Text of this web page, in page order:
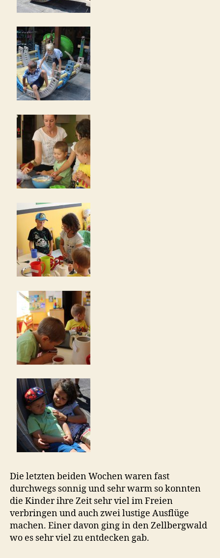
Die letzten beiden Wochen waren fast
durchwegs sonnig und sehr warm so konnten
die Kinder ihre Zeit sehr viel im Freien
verbringen und auch zwei lustige Ausflüge
machen. Einer davon ging in den Zellbergwald
wo es sehr viel zu entdecken gab.